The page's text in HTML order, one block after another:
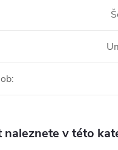
:
naleznete v této